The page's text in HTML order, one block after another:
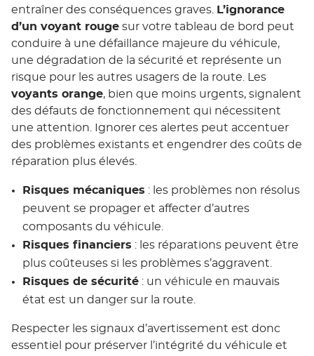
entraîner des conséquences graves. L’ignorance
d’un voyant rouge sur votre tableau de bord peut
conduire à une défaillance majeure du véhicule,
une dégradation de la sécurité et représente un
risque pour les autres usagers de la route. Les
voyants orange, bien que moins urgents, signalent
des défauts de fonctionnement qui nécessitent
une attention. Ignorer ces alertes peut accentuer
des problèmes existants et engendrer des coûts de
réparation plus élevés.
Risques mécaniques : les problèmes non résolus
peuvent se propager et affecter d’autres
composants du véhicule.
Risques financiers : les réparations peuvent être
plus coûteuses si les problèmes s’aggravent.
Risques de sécurité : un véhicule en mauvais
état est un danger sur la route.
Respecter les signaux d’avertissement est donc
essentiel pour préserver l’intégrité du véhicule et